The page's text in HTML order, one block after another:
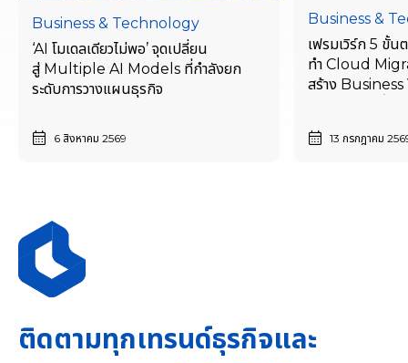
Business & Technology
‘AI โมเดลเดียวไม่พอ’ จุดเปลี่ยน
สู่ Multiple AI Models ที่กำลังยก
ระดับการวางแผนธุรกิจ
6 สิงหาคม 2569
Business &
เฟรมเวิร์ก 5 ขั้น
ทำ Cloud
สร้าง
13 กรกฎาคม
ติดตามทุกเทรนด์ธุรกิจและ